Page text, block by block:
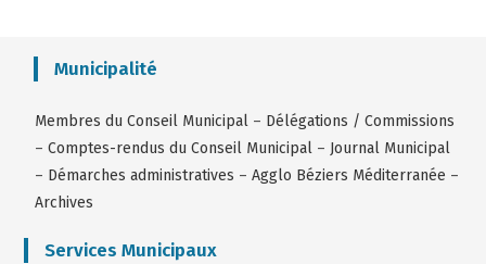
Municipalité
Membres du Conseil Municipal – Délégations / Commissions
–Comptes-rendus du Conseil Municipal – Journal Municipal
– Démarches administratives –Agglo Béziers Méditerranée –
Archives
Services Municipaux